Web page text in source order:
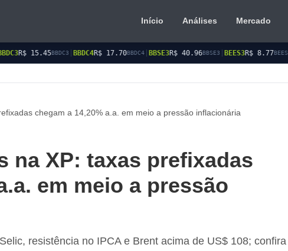
Início Análises Mercado
|BBDC4 R$ 17.70BBDC4|BBSE3 R$ 40.96BBSE3|BEES3 R$ 8.77BEES3 |BEES4R$ 9.03
chegam a 14,20% a.a. em meio a pressão inflacionária
na XP: taxas prefixadas
em meio a pressão
resistência no IPCA e Brent acima de US$ 108; confira